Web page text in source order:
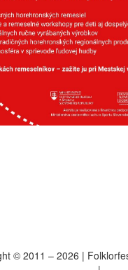
© 2011 – 2026 |